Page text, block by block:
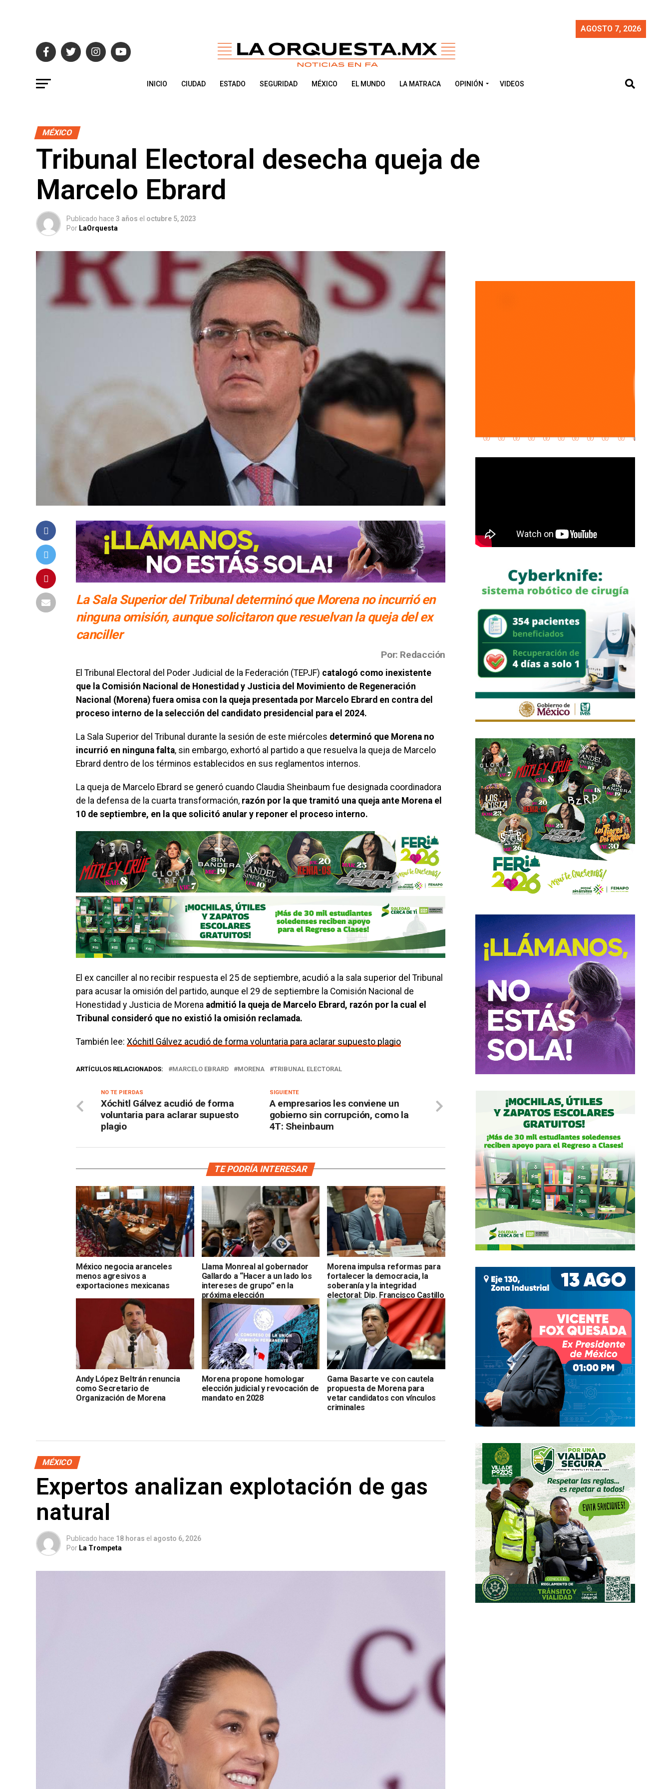
AGOSTO 7, 2026
INICIO CIUDAD ESTADO SEGURIDAD MÉXICO EL MUNDO LA MATRACA OPINIÓN VIDEOS
MÉXICO
Tribunal Electoral desecha queja de
Marcelo Ebrard
Publicado hace 3 años el octubre 5, 2023
Por LaOrquesta
La Sala Superior del Tribunal determinó que Morena no incurrió en
ninguna omisión, aunque solicitaron que resuelvan la queja del ex
canciller
Por: Redacción
El Tribunal Electoral del Poder Judicial de la Federación (TEPJF) catalogó como inexistente
que la Comisión Nacional de Honestidad y Justicia del Movimiento de Regeneración
Nacional (Morena) fuera omisa con la queja presentada por Marcelo Ebrard en contra del
proceso interno de la selección del candidato presidencial para el 2024.
La Sala Superior del Tribunal durante la sesión de este miércoles determinó que Morena no
incurrió en ninguna falta, sin embargo, exhortó al partido a que resuelva la queja de Marcelo
Ebrard dentro de los términos establecidos en sus reglamentos internos.
La queja de Marcelo Ebrard se generó cuando Claudia Sheinbaum fue designada coordinadora
de la defensa de la cuarta transformación, razón por la que tramitó una queja ante Morena el
10 de septiembre, en la que solicitó anular y reponer el proceso interno.
El ex canciller al no recibir respuesta el 25 de septiembre, acudió a la sala superior del Tribunal
para acusar la omisión del partido, aunque el 29 de septiembre la Comisión Nacional de
Honestidad y Justicia de Morena admitió la queja de Marcelo Ebrard, razón por la cual el
Tribunal consideró que no existió la omisión reclamada.
También lee: Xóchitl Gálvez acudió de forma voluntaria para aclarar supuesto plagio
ARTÍCULOS RELACIONADOS: MARCELO EBRARD MORENA TRIBUNAL ELECTORAL
SIGUIENTE
A empresarios les conviene un
gobierno sin corrupción, como la
4T: Sheinbaum
NO TE PIERDAS
Xóchitl Gálvez acudió de forma
voluntaria para aclarar supuesto
plagio
TE PODRÍA INTERESAR
México negocia aranceles
menos agresivos a
exportaciones mexicanas
Llama Monreal al gobernador
Gallardo a “Hacer a un lado los
intereses de grupo” en la
próxima elección
Morena impulsa reformas para
fortalecer la democracia, la
soberanía y la integridad
electoral: Dip. Francisco Castillo
Andy López Beltrán renuncia
como Secretario de
Organización de Morena
Morena propone homologar
elección judicial y revocación de
mandato en 2028
Gama Basarte ve con cautela
propuesta de Morena para
vetar candidatos con vínculos
criminales
MÉXICO
Expertos analizan explotación de gas
natural
Publicado hace 18 horas el agosto 6, 2026
Por La Trompeta